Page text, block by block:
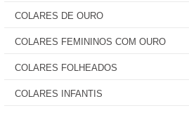
COLARES DE OURO
COLARES FEMININOS COM OURO
COLARES FOLHEADOS
COLARES INFANTIS